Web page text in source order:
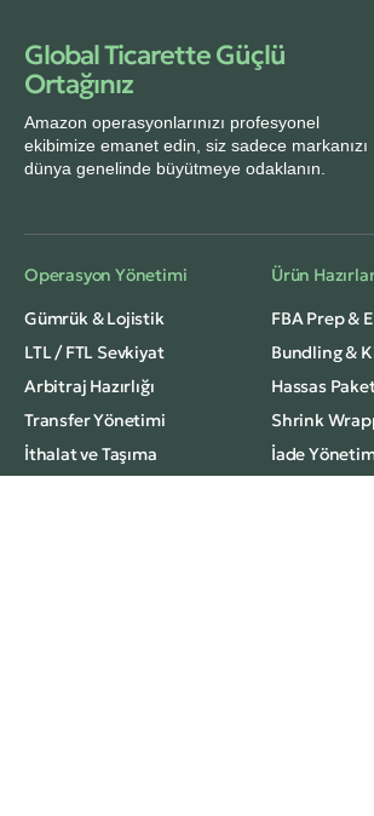
Global Ticarette Güçlü
Ortağınız
Amazon operasyonlarınızı profesyonel
ekibimize emanet edin, siz sadece markanızı
dünya genelinde büyütmeye odaklanın.
Operasyon Yönetimi
Gümrük & Lojistik
LTL / FTL Sevkiyat
Arbitraj Hazırlığı
Transfer Yönetimi
İthalat ve Taşıma
Ürün
FBA Prep &
Bundling &
Hassas
Shrink
İade